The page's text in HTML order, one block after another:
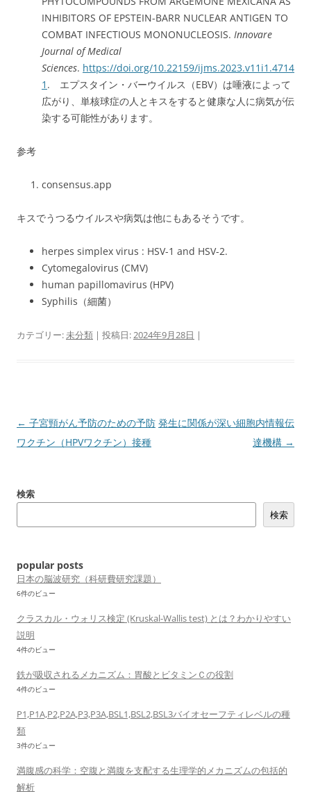
INHIBITORS OF EPSTEIN-BARR NUCLEAR ANTIGEN TO
COMBAT INFECTIOUS MONONUCLEOSIS. Innovare
Journal of Medical
Sciences. https://doi.org/10.22159/ijms.2023.v11i1.4714
1 . エプスタイン・バーウイルス（EBV）は唾液によって
広がり、単核球症の人とキスをすると健康な人に病気が伝
染する可能性があります。
参考
consensus.app
キスでうつるウイルスや病気は他にもあるそうです。
herpes simplex virus : HSV-1 and HSV-2.
Cytomegalovirus (CMV)
human papillomavirus (HPV)
Syphilis（細菌）
カテゴリー:未分類 | 投稿日:2024年9月28日 |
投
稿
ゲ
ン
← 子宮頸がん予防のための予防
ワクチン（HPVワクチン）接種
発生に関係が深い細胞内情報伝
達機構 →
検索
検索
popular posts
日本の脳波研究（科研費研究課題）
6件のビュー
クラスカル・ウォリス検定 (Kruskal-Wallis test) とは？わかりやすい
説明
4件のビュー
鉄が吸収されるメカニズム：胃酸とビタミンＣの役割
4件のビュー
P1,P1A,P2,P2A,P3,P3A,BSL1,BSL2,BSL3バイオセーフティレベルの種
類
3件のビュー
満腹感の科学：空腹と満腹を支配する生理学的メカニズムの包括的
解析